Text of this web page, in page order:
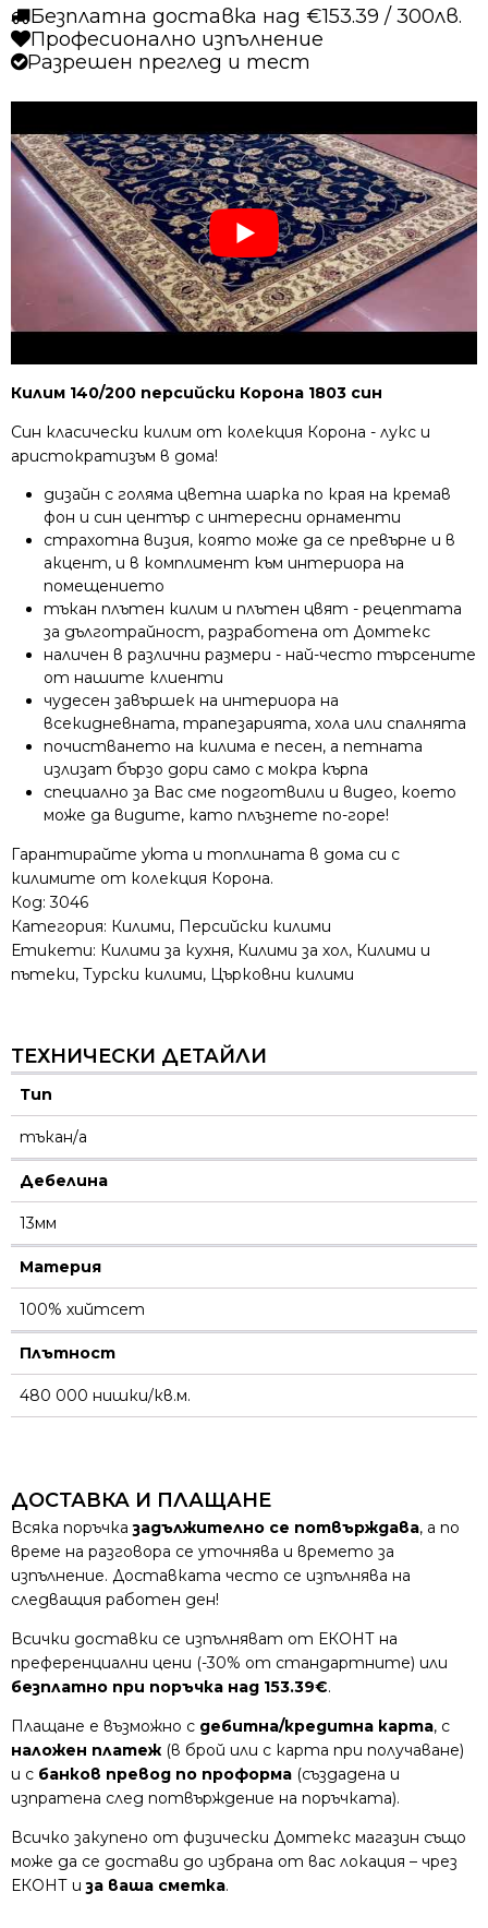
Безплатна доставка над €153.39 / 300лв.
Професионално изпълнение
Разрешен преглед и тест
Килим 140/200 персийски Корона 1803 син
Син класически килим от колекция Корона - лукс и
аристократизъм в дома!
дизайн с голяма цветна шарка по края на кремав
фон и син център с интересни орнаменти
страхотна визия, която може да се превърне и в
акцент, и в комплимент към интериора на
помещението
тъкан плътен килим и плътен цвят - рецептата
за дълготрайност, разработена от Домтекс
наличен в различни размери - най-често търсените
от нашите клиенти
чудесен завършек на интериора на
всекидневната, трапезарията, хола или спалнята
почистването на килима е песен, а петната
излизат бързо дори само с мокра кърпа
специално за Вас сме подготвили и видео, което
може да видите, като плъзнете по-горе!
Гарантирайте уюта и топлината в дома си с
килимите от колекция Корона.
Код:3046
Категория: Килими, Персийски килими
Етикети: Килими за кухня, Килими за хол, Килими и
пътеки, Турски килими, Църковни килими
ТЕХНИЧЕСКИ ДЕТАЙЛИ
Тип
тъкан/а
Дебелина
13мм
Материя
100% хийтсет
Плътност
480 000 нишки/кв.м.
ДОСТАВКА И ПЛАЩАНЕ
Всяка поръчказадължително се потвърждава, а по
време на разговора се уточнява и времето за
изпълнение. Доставката често се изпълнява на
следващия работен ден!
Всички доставки се изпълняват от ЕКОНТ на
преференциални цени (-30% от стандартните) или
безплатно при поръчка над 153.39€.
Плащане е възможно с дебитна/кредитна карта, с
наложен платеж (в брой или с карта при получаване)
и с банков превод по проформа (създадена и
изпратена след потвърждение на поръчката).
Всичко закупено от физически Домтекс магазин също
може да се достави до избрана от вас локация – чрез
ЕКОНТ иза ваша сметка.